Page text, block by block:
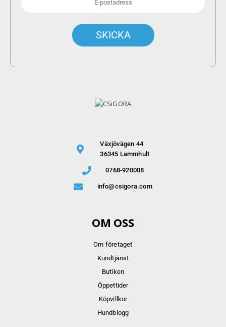
Växjövägen 44
36345 Lammhult
0768-920008
info@csigora.com
OM OSS
Om företaget
Kundtjänst
Butiken
Öppettider
Köpvillkor
Hundblogg